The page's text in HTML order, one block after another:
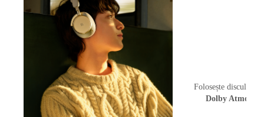
Folosește discul
Dolby Atmos